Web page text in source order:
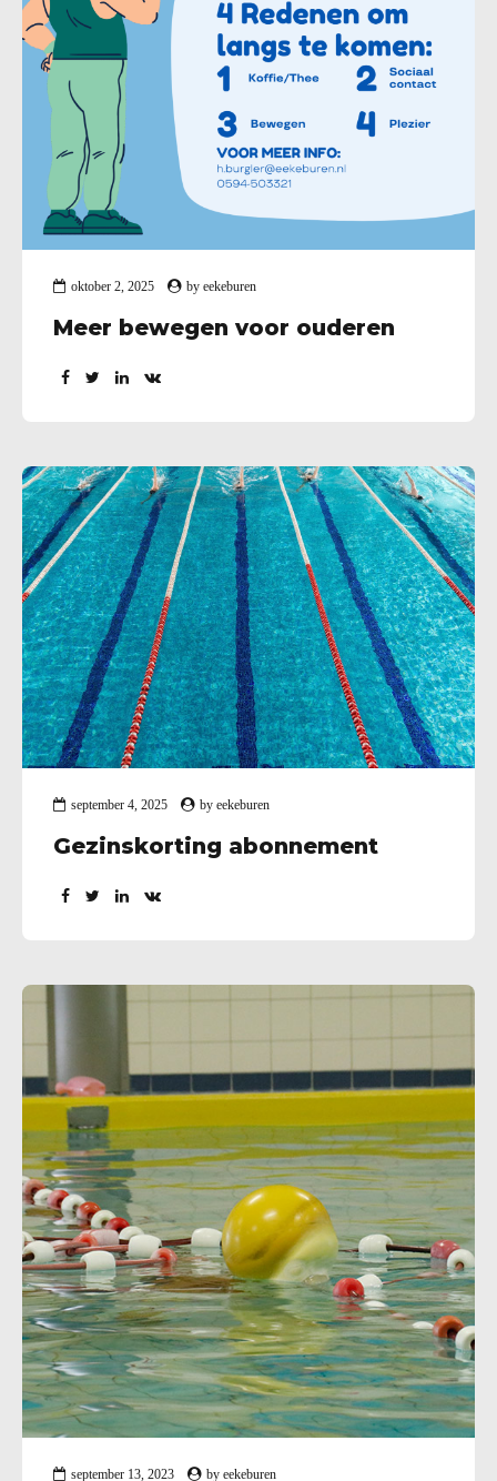
oktober 2, 2025 byeekeburen
Meer bewegen voor ouderen
september 4, 2025 byeekeburen
Gezinskorting abonnement
september 13, 2023 byeekeburen